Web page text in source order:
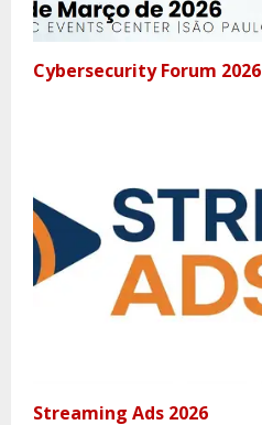
Cybersecurity Forum 2026
Streaming Ads 2026